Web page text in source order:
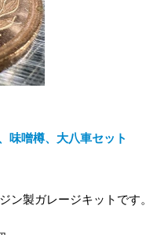
噌樽、大八車セット
ン製ガレージキットです。